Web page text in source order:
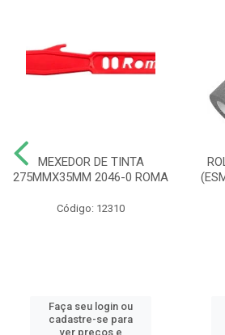
MEXEDOR DE TINTA
275MMX35MM 2046-0 ROMA
Código: 12310
Faça seu login ou
cadastre-se para
ver preços e